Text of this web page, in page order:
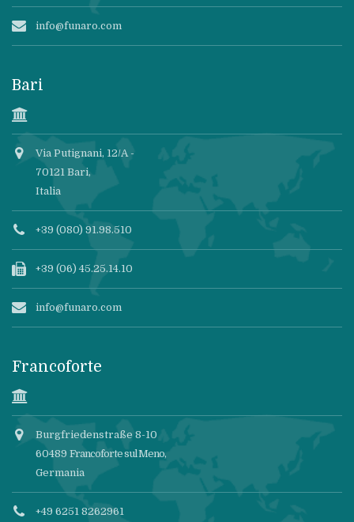
info@funaro.com
Bari
Via Putignani, 12/A -
70121 Bari,
Italia
+39 (080) 91.98.510
+39 (06) 45.25.14.10
info@funaro.com
Francoforte
Burgfriedenstraße 8-10
60489 Francoforte sul Meno,
Germania
+49 6251 8262961